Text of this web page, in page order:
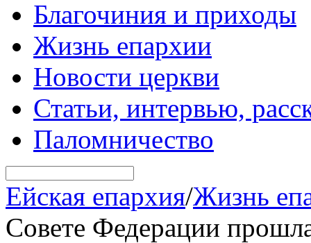
Благочиния и приходы
Жизнь епархии
Новости церкви
Статьи, интервью,
Паломничество
Ейская епархия/Жизнь
Совете Федерации